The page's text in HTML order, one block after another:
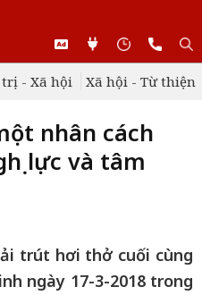
- Xã hội Xã hội - Từ thiện
nhân cách
lực và tâm
trút hơi thở cuối cùng
ngày 17-3-2018 trong